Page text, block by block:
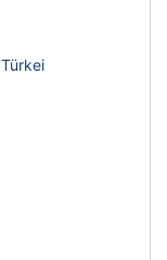
Türkei